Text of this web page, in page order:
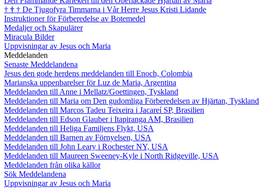
† † † De Tjugofyra Timmarna i Vår Herre Jesus Kristi Lidande
Instruktioner för Förberedelse av Botemedel
Medaljer och Skapulärer
Miracula Bilder
Uppvisningar av Jesus och Maria
Meddelanden
Senaste Meddelandena
Jesus den gode herdens meddelanden till Enoch, Colombia
Marianska uppenbarelser för Luz de Maria, Argentina
Meddelanden till Anne i Mellatz/Goettingen, Tyskland
Meddelanden till Maria om Den gudomliga Förberedelsen av Hjärtan, Tyskland
Meddelanden till Marcos Tadeu Teixeira i Jacareí SP, Brasilien
Meddelanden till Edson Glauber i Itapiranga AM, Brasilien
Meddelanden till Heliga Familjens Flykt, USA
Meddelanden till Barnen av Förnyelsen, USA
Meddelanden till John Leary i Rochester NY, USA
Meddelanden till Maureen Sweeney-Kyle i North Ridgeville, USA
Meddelanden från olika källor
Sök Meddelandena
Uppvisningar av Jesus och Maria